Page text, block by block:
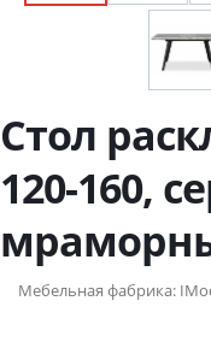
Стол
120-160,
Мебельная фабрика: